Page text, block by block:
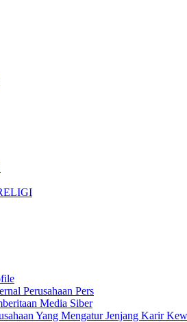
Perusahaan Pers
Media Siber
Yang Mengatur Jenjang Karir